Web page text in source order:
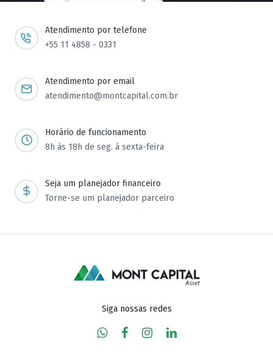
Atendimento por telefone
+55 11 4858 - 0331
Atendimento por email
atendimento@montcapital.com.br
Horário de funcionamento
8h às 18h de seg. à sexta-feira
Seja um planejador financeiro
Torne-se um planejador parceiro
Siga nossas redes